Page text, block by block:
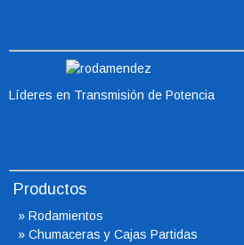
Líderes en Transmisión de Potencia
Productos
» Rodamientos
» Chumaceras y Cajas Partidas